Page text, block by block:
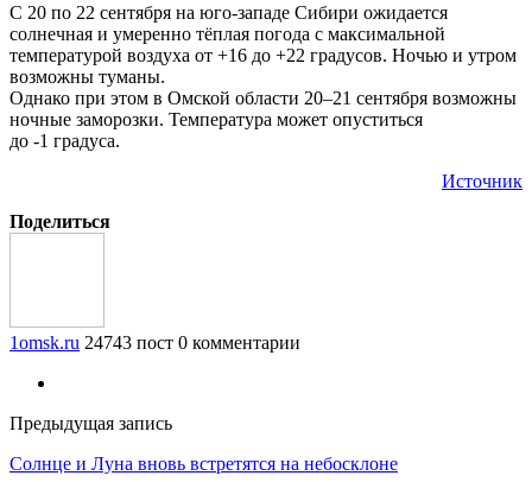
С 20 по 22 сентября на юго-западе Сибири ожидается
солнечная и умеренно тёплая погода с максимальной
температурой воздуха от +16 до +22 градусов. Ночью и утром
возможны туманы.
Однако при этом в Омской области 20–21 сентября возможны
ночные заморозки. Температура может опуститься
до -1 градуса.
Источник
Поделиться
1omsk.ru 24743 пост 0 комментарии
Предыдущая запись
Солнце и Луна вновь встретятся на небосклоне